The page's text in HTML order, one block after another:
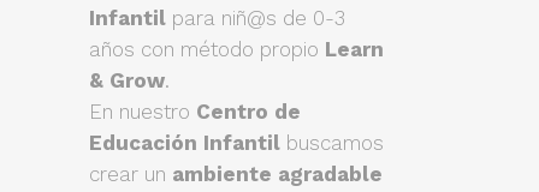
Infantil para niñ@s de 0-3
años con método propio Learn
& Grow.
En nuestro Centro de
Educación Infantil buscamos
crear un ambiente agradable